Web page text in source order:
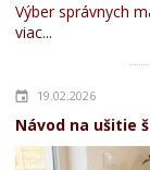
Výber správnych
viac...
19.02.2026
Návod na ušitie